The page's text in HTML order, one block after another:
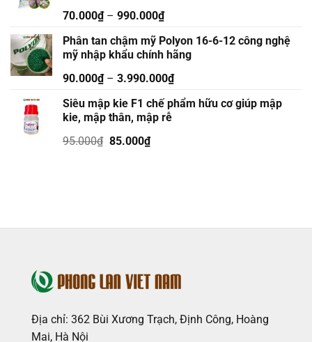
70.000₫– 990.000₫
Phân tan chậm mỹ Polyon 16-6-12 công nghệ
mỹ nhập khẩu chính hãng
90.000₫– 3.990.000₫
Siêu mập kie F1 chế phẩm hữu cơ giúp mập
kie, mập thân, mập rễ
95.000₫ Giá
85.000₫Giá
Địa chỉ: 362 Bùi Xương Trạch, Định Công, Hoàng
Mai, Hà Nội